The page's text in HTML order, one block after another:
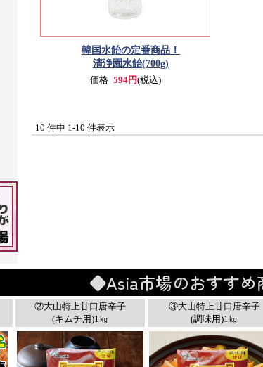
韓国水飴の定番商品！
清浄園水飴(700g)
価格 594円(税込)
10 件中 1-10 件表示